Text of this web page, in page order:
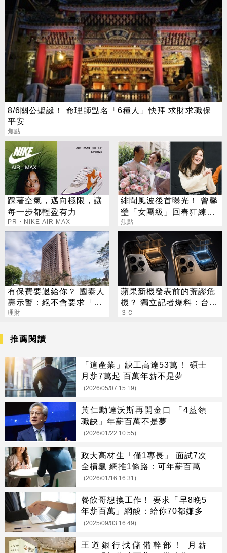
8/6關公聖誕！ 命理師點名「6種人」快拜 求財求職保
平安
焦點
踩著空氣，邁向極限，讓
每一步都輕盈有力
PR・NIKE AIR MAX
緋聞風波後首曝光！ 曾馨
瑩「女團級」回春狂練舞
郭董獨自公園散步
焦點
有保費要退給你？ 國泰人
壽示警：絕不會要求「這
2事」
理財
蘋果新機發表前的荒謬危
機？ 獨立記者爆料：台積
電在等DRAM
３Ｃ
推薦閱讀
「這產業」缺工高達53萬！ 碩士
月薪7萬起 百萬年薪不是夢
(2026/05/07 15:19)
黃仁勳達沃斯再開金口 「4藍領
職缺」年薪百萬不是夢
(2026/01/22 10:55)
政大高材生「僅1專長」 面試7次
全槓龜 網推1條路：可年薪百萬
(2026/01/16 16:31)
餐飲哥想換工作！ 要求「早8晚5
年薪百萬」網酸：給你70都嫌多
(2025/09/03 16:49)
王道銀行找儲備幹部！ 月薪